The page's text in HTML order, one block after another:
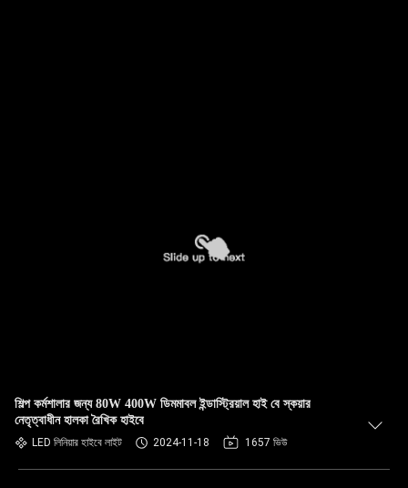
শিল্প কর্মশালার জন্য 80W 400W ডিমমাবল ইন্ডাস্ট্রিয়াল হাই বে স্কয়ার
নেতৃত্বাধীন হালকা রৈখিক হাইবে
LED লিনিয়ার হাইবে লাইট 2024-11-18 1657 ভিউ